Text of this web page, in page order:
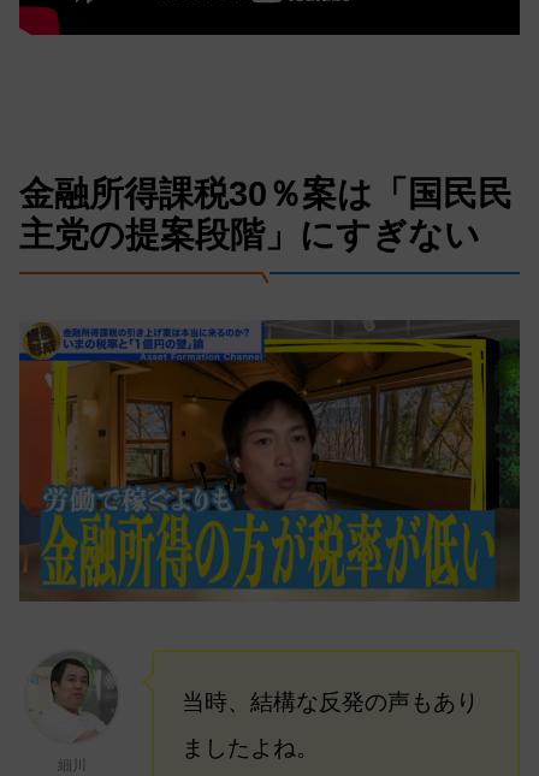
金融所得課税30％案は「国民民
主党の提案段階」にすぎない
細川
当時、結構な反発の声もあり
ましたよね。